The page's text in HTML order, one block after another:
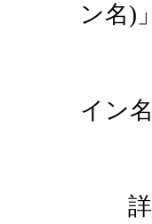
ン名)」
ド
ユ
イン名
パ
IP
詳